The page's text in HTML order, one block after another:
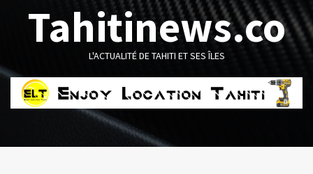
Tahitinews.co
L'ACTUALITÉ DE TAHITI ET SES ÎLES